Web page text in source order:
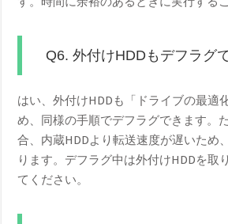
Q6. 外付けHDDもデフラグ
はい、外付けHDDも「ドライブの最適
め、同様の手順でデフラグできます。
合、内蔵HDDより転送速度が遅いため
ります。デフラグ中は外付けHDDを取
てください。